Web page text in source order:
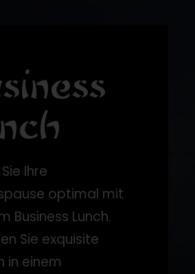
Ihre
optimal mit
Business Lunch.
Sie exquisite
in einem